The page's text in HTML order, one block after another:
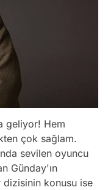
geliyor! Hem
çok sağlam.
sevilen oyuncu
Günday'ın
dizisinin konusu ise